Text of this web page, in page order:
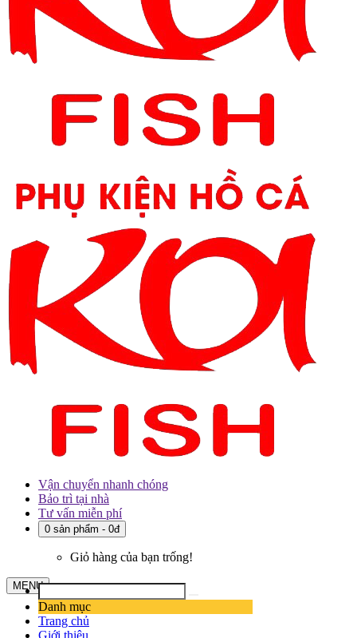
Vận chuyển nhanh chóng
Bảo trì tại nhà
Tư vấn miễn phí
0 sản phẩm - 0đ
Giỏ hàng của bạn trống!
MENU
Danh mục
Trang chủ
Giới thiệu